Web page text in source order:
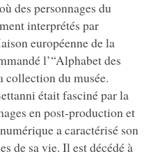
des personnages du
interprétés par
européenne de la
l’“Alphabet des
collection du musée.
était fasciné par la
en post-production et
a caractérisé son
de sa vie. Il est décédé à